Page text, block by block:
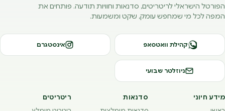
הפורטל הישראלי לריטריטים, סדנאות וחוויות תודעה. פותחים את
המפה לכל מי שמחפש עומק, שקט ומשמעות.
קהילת וואטסאפ אינסטגרם
ניוזלטר שבועי
מידע חיוני סדנאות ריטריטים